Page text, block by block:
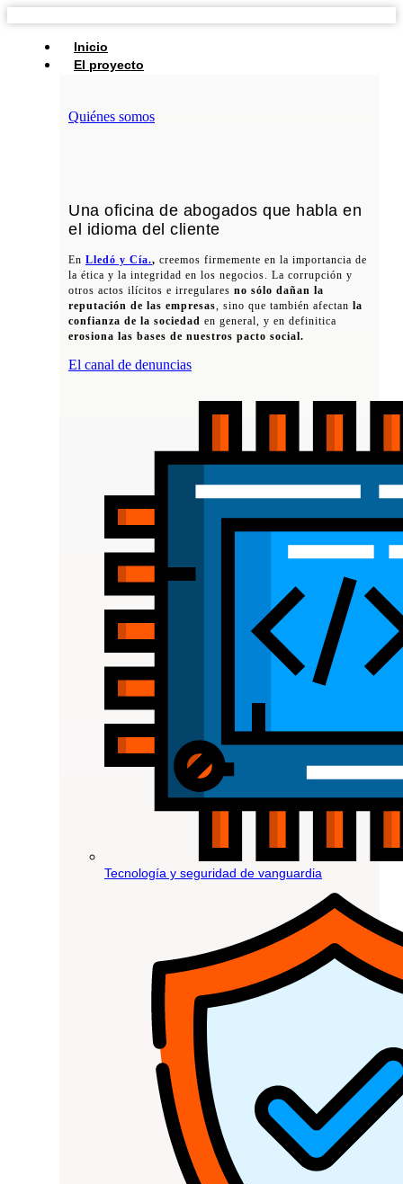
Inicio
El proyecto
Quiénes somos
Una oficina de abogados que habla en
el idioma del cliente
En Lledó y Cía., creemos firmemente en la importancia de
la ética y la integridad en los negocios. La corrupción y
otros actos ilícitos e irregulares no sólo dañan la
reputación de las empresas, sino que también afectan la
confianza de la sociedad en general, y en definitica
erosiona las bases de nuestros pacto social.
El canal de denuncias
Tecnología y seguridad de vanguardia